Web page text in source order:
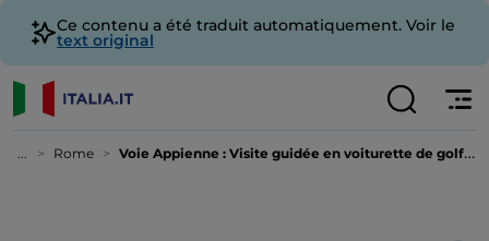
Ce contenu a été traduit automatiquement. Voir le
text original
... Rome Voie Appienne : Visite guidée en voiturette de golf partagée